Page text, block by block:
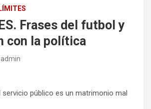
Frases del futbol y
con la política
admin
servicio público es un matrimonio mal